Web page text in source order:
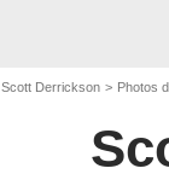
Scott Derrickson Photos